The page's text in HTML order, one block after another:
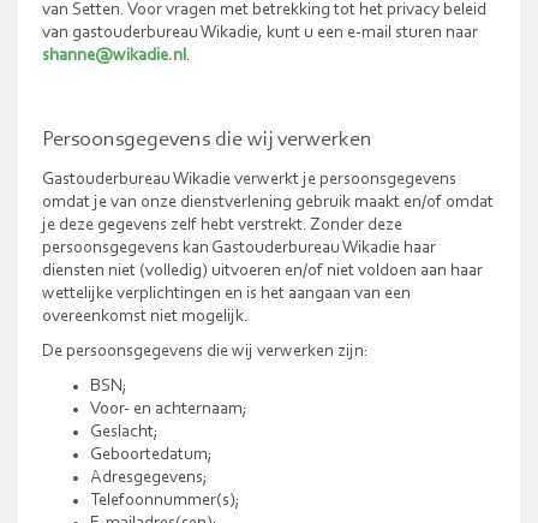
van Setten. Voor vragen met betrekking tot het privacy beleid
van gastouderbureau Wikadie, kunt u een e-mail sturen naar
shanne@wikadie.nl.
Persoonsgegevens die wij verwerken
Gastouderbureau Wikadie verwerkt je persoonsgegevens
omdat je van onze dienstverlening gebruik maakt en/of omdat
je deze gegevens zelf hebt verstrekt. Zonder deze
persoonsgegevens kan Gastouderbureau Wikadie haar
diensten niet (volledig) uitvoeren en/of niet voldoen aan haar
wettelijke verplichtingen en is het aangaan van een
overeenkomst niet mogelijk.
De persoonsgegevens die wij verwerken zijn:
BSN;
Voor- en achternaam;
Geslacht;
Geboortedatum;
Adresgegevens;
Telefoonnummer(s);